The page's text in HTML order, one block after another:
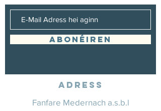
Abonéiren
Adress
Fanfare Medernach a.s.b.l